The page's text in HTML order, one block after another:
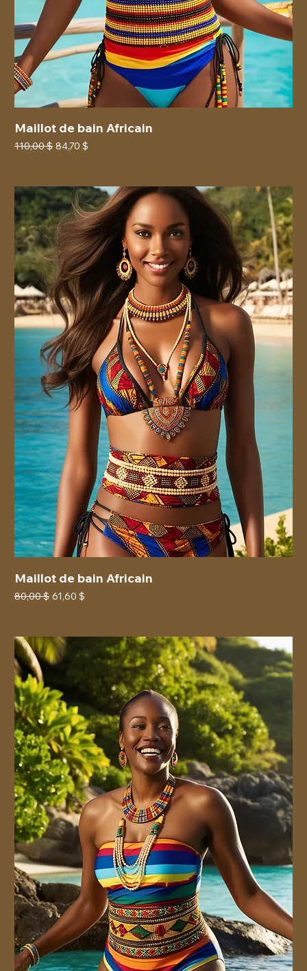
Maillot de bain Africain
Prix original
110,00 $ Prix promotionnel
84,70 $
Maillot de bain Africain
Prix original
80,00 $ Prix promotionnel
61,60 $